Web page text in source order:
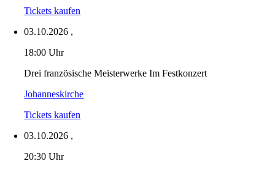
Tickets kaufen
03.10.2026 ,
18:00 Uhr
Drei französische Meisterwerke Im Festkonzert
Johanneskirche
Tickets kaufen
03.10.2026 ,
20:30 Uhr